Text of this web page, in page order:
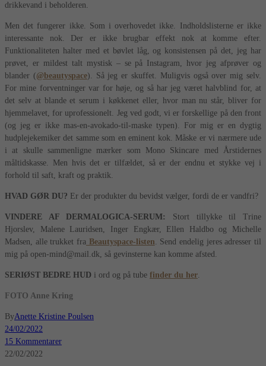
drikkevand i beholderen.
Men det fungerer ikke. Som i overhovedet ikke. Indholdslisterne er ikke
interessante nok. Der er ikke brugbar effekt nok at komme efter.
Funktionaliteten halter med et bøvlet låg, og konsistensen på det, jeg har
prøvet, er mildest talt mystisk – se på Instagram, hvor jeg afprøver og
blander (@beautyspace). Så jeg er skuffet. Muligvis også over mig selv.
For mine forventninger var for høje, og så har jeg været halvblind for, at
det selv at blande et serum i køkkenet eller, hvor man nu står, bliver for
hjemmelavet, for uprofessionelt. Jeg ved godt, vi er forskellige på den front
(og jeg er ikke mas-en-avokado-til-maske typen). For mig er en dygtig
hudplejekemiker det samme som en eminent kok. Måske er vi nærmere ude
i at skulle sammenligne mærker som Mono Skincare med Årstidernes
måltidskasse. Men hvis det er tilfældet, så er der endnu et stykke vej i
forhold til saft, kraft og praktik.
HVAD GØR DU? Er der produkter du bevidst vælger, fordi de er vandfri?
VINDERE AF DERMALOGICA-SERUM:
Stort tillykke til Trine
Hjorslev, Malene Lauridsen, Inger Engkær, Ellen Haldbo og Michelle
Madsen, alle trukket fra Beautyspace-listen. Send endelig jeres adresser til
mig på open-mind@mail.dk, så gevinsterne kan komme afsted.
SERIØST BEDRE HUD i ord og på tube finder du her.
FOTO Anne Kring
ByAnette Kristine Poulsen
24/02/2022
15 Kommentarer
22/02/2022